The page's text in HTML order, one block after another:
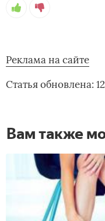
Реклама на сайте
Статья обновлена:
Вам также